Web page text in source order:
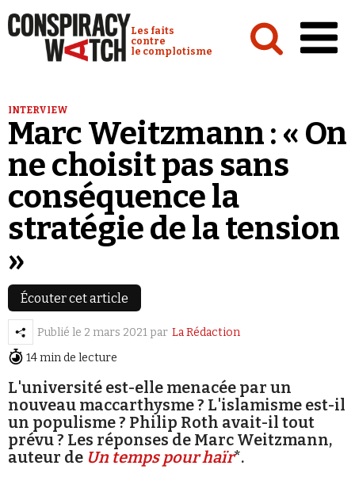
Conspiracy Watch :
Les faits
contre
le complotisme
Analyses
Conspipédia
Vidéos
Émissions
Revues de presse
Faire un don
INTERVIEW
Marc Weitzmann : « On
ne choisit pas sans
conséquence la
stratégie de la tension
»
Écouter cet article
Publié le 2 mars 2021 par La Rédaction
14 min de lecture
L'université est-elle menacée par un
nouveau maccarthysme ? L'islamisme est-il
un populisme ? Philip Roth avait-il tout
prévu ? Les réponses de Marc Weitzmann,
auteur de Un temps pour haïr*.